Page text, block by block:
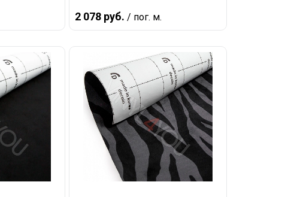
К сравнению
2 078 руб. / пог. м.
Предзаказ
Купить в 1 клик К сравнению
В избранное Под заказ